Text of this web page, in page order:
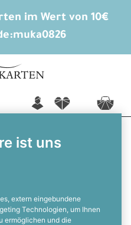
im Wert von 10€
muka0826
ist uns
extern eingebundene
Technologien, um Ihnen
ermöglichen und die
n f c
und Louis
im Retrostil